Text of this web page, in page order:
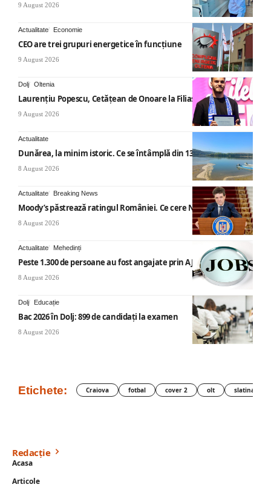
9 August 2026
Actualitate Economie
CEO are trei grupuri energetice în funcțiune
9 August 2026
Dolj Oltenia
Laurențiu Popescu, Cetățean de Onoare la Filiași
9 August 2026
Actualitate
Dunărea, la minim istoric. Ce se întâmplă din 13 august
8 August 2026
Actualitate Breaking News
Moody’s păstrează ratingul României. Ce cere Nicușor Dan
8 August 2026
Actualitate Mehedinți
Peste 1.300 de persoane au fost angajate prin AJOFM Mehedinți
8 August 2026
Dolj Educație
Bac 2026 în Dolj: 899 de candidați la examen
8 August 2026
Etichete: Craiova fotbal cover 2 olt slatina
Redacție
Acasa
Articole